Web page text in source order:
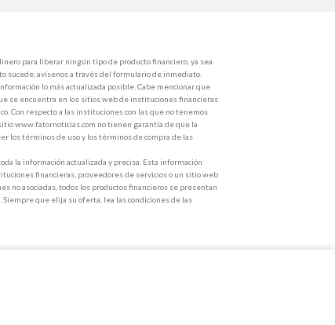
para liberar ningún tipo de producto financiero, ya sea
sucede, avísenos a través del formulario de inmediato.
lo más actualizada posible. Cabe mencionar que
se encuentra en los sitios web de instituciones financieras
Con respecto a las instituciones con las que no tenemos
www.fatornoticias.com no tienen garantía de que la
los términos de uso y los términos de compra de las
la información actualizada y precisa. Esta información
financieras, proveedores de servicios o un sitio web
no asociadas, todos los productos financieros se presentan
que elija su oferta, lea las condiciones de las